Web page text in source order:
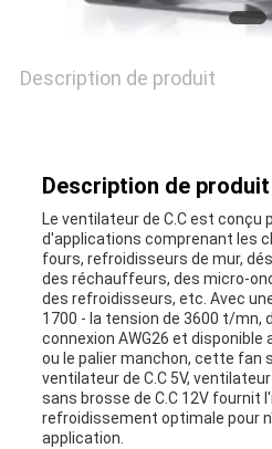
POLICY
Description de produit
Description de produit
Le ventilateur de C.C est conçu
d'applications comprenant les
fours, refroidisseurs de mur,
des réchauffeurs, des micro-
des refroidisseurs, etc. Avec
1700 - la tension de 3600 t/mn,
connexion AWG26 et disponible
ou le palier manchon, cette fan
ventilateur de C.C 5V,
sans brosse de C.C 12V fournit
refroidissement optimale pour
application.